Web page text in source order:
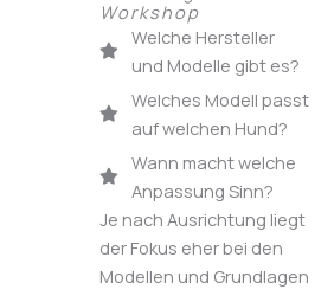
Workshop
Welche Hersteller
und Modelle gibt es?
Welches Modell passt
auf welchen Hund?
Wann macht welche
Anpassung Sinn?
Je nach Ausrichtung liegt
der Fokus eher bei den
Modellen und Grundlagen